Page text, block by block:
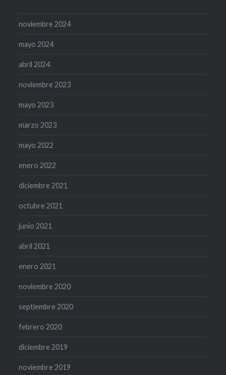
noviembre 2024
mayo 2024
abril 2024
noviembre 2023
mayo 2023
marzo 2023
mayo 2022
enero 2022
diciembre 2021
octubre 2021
junio 2021
abril 2021
enero 2021
noviembre 2020
septiembre 2020
febrero 2020
diciembre 2019
noviembre 2019